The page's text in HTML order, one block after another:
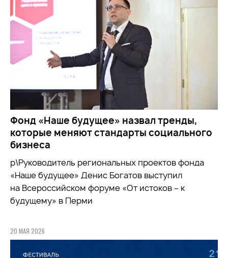
Фонд «Наше будущее» назвал тренды,
которые меняют стандарты социального
бизнеса
р\Руководитель региональных проектов фонда
«Наше будущее» Денис Богатов выступил
на Всероссийском форуме «От истоков – к
будущему» в Перми
20 МАЯ 2026